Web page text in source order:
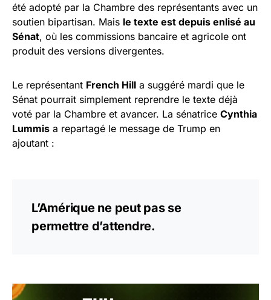
été adopté par la Chambre des représentants avec un
soutien bipartisan. Mais le texte est depuis enlisé au
Sénat, où les commissions bancaire et agricole ont
produit des versions divergentes.
Le représentant French Hill a suggéré mardi que le
Sénat pourrait simplement reprendre le texte déjà
voté par la Chambre et avancer. La sénatrice Cynthia
Lummis a repartagé le message de Trump en
ajoutant :
L’Amérique ne peut pas se
permettre d’attendre.